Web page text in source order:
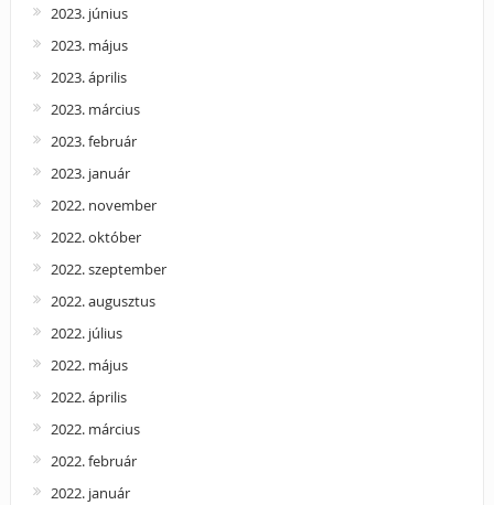
2023. június
2023. május
2023. április
2023. március
2023. február
2023. január
2022. november
2022. október
2022. szeptember
2022. augusztus
2022. július
2022. május
2022. április
2022. március
2022. február
2022. január